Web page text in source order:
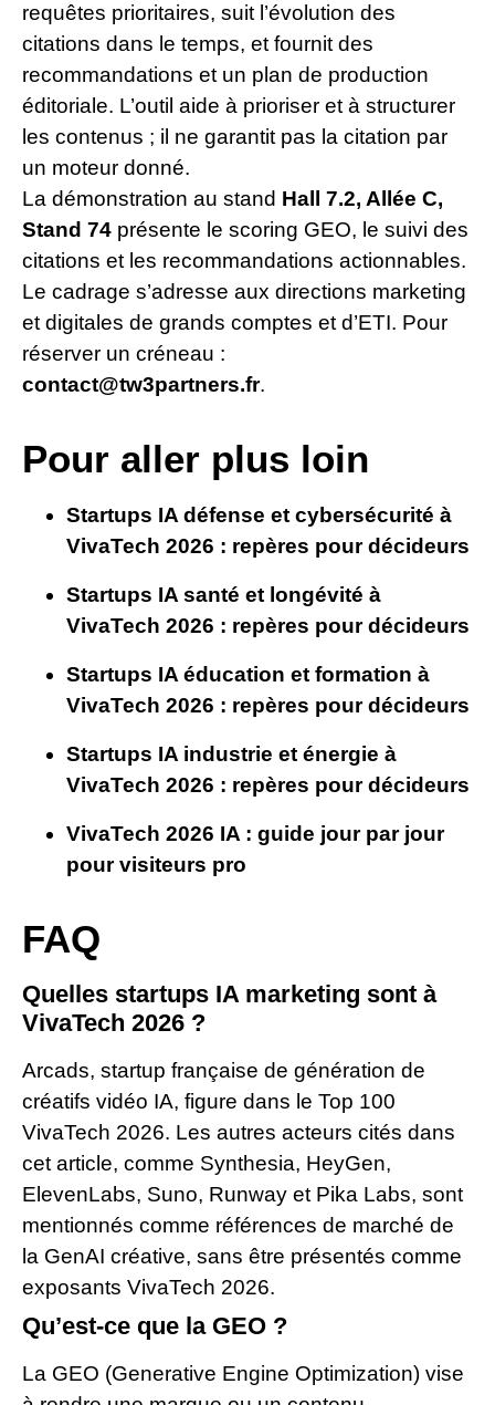
requêtes prioritaires, suit l’évolution des
citations dans le temps, et fournit des
recommandations et un plan de production
éditoriale. L’outil aide à prioriser et à structurer
les contenus ; il ne garantit pas la citation par
un moteur donné.
La démonstration au stand Hall 7.2, Allée C,
Stand 74 présente le scoring GEO, le suivi des
citations et les recommandations actionnables.
Le cadrage s’adresse aux directions marketing
et digitales de grands comptes et d’ETI. Pour
réserver un créneau :
contact@tw3partners.fr.
Pour aller plus loin
Startups IA défense et cybersécurité à
VivaTech 2026 : repères pour décideurs
Startups IA santé et longévité à
VivaTech 2026 : repères pour décideurs
Startups IA éducation et formation à
VivaTech 2026 : repères pour décideurs
Startups IA industrie et énergie à
VivaTech 2026 : repères pour décideurs
VivaTech 2026 IA : guide jour par jour
pour visiteurs pro
FAQ
Quelles startups IA marketing sont à
VivaTech 2026 ?
Arcads, startup française de génération de
créatifs vidéo IA, figure dans le Top 100
VivaTech 2026. Les autres acteurs cités dans
cet article, comme Synthesia, HeyGen,
ElevenLabs, Suno, Runway et Pika Labs, sont
mentionnés comme références de marché de
la GenAI créative, sans être présentés comme
exposants VivaTech 2026.
Qu’est-ce que la GEO ?
La GEO (Generative Engine Optimization) vise